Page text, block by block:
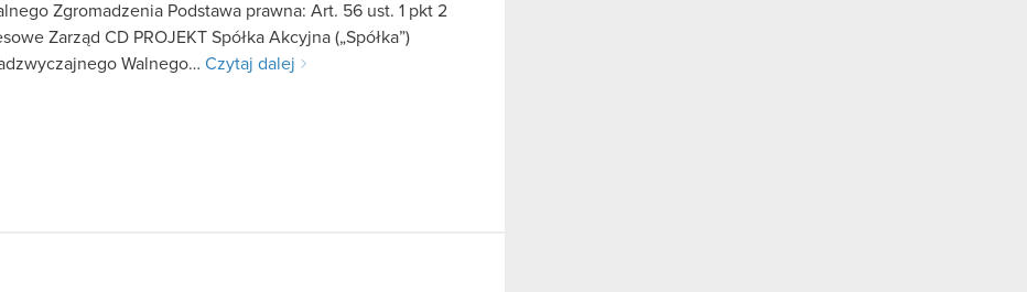
Zgromadzenia Podstawa prawna: Art. 56 ust. 1 pkt 2
Zarząd CD PROJEKT Spółka Akcyjna („Spółka”)
Walnego… Czytaj dalej